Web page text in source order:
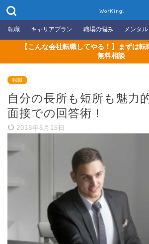
WorKing!
転職 キャリアプラン 職場の悩み メンタル
【こんな会社転職してやる！】まずは
無料相談
転職
自分の長所も短所も魅力
面接での回答術！
2018年8月15日